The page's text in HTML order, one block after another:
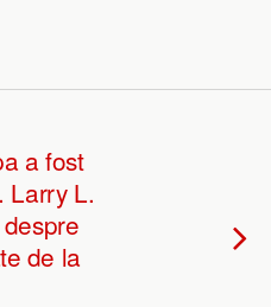
a fost
Larry L.
de la